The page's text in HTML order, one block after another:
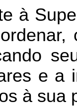
à
e a
à sua